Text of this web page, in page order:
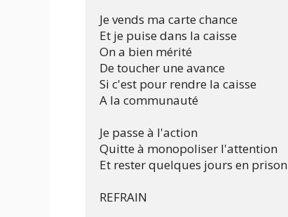
Je vends ma carte chance
Et je puise dans la caisse
On a bien mérité
De toucher une avance
Si c'est pour rendre la caisse
A la communauté
Je passe à l'action
Quitte à monopoliser l'attention
Et rester quelques jours en prison
REFRAIN